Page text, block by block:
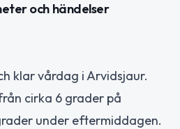
och händelser
klar vårdag i Arvidsjaur.
cirka 6 grader på
under eftermiddagen.